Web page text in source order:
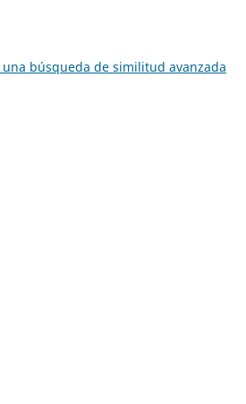
búsqueda de similitud avanzada